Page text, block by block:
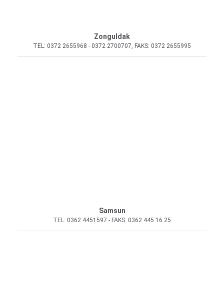
Zonguldak
TEL: 0372 2655968 - 0372 2700707, FAKS: 0372 2655995
Samsun
TEL: 0362 4451597 - FAKS: 0362 445 16 25